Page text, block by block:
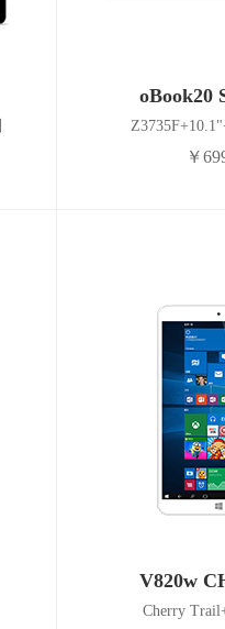
oBook20
￥
V820w
Cherry